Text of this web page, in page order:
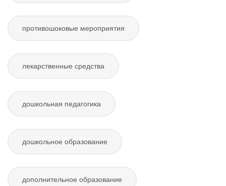
противошоковые мероприятия
лекарственные средства
дошкольная педагогика
дошкольное образование
дополнительное образование